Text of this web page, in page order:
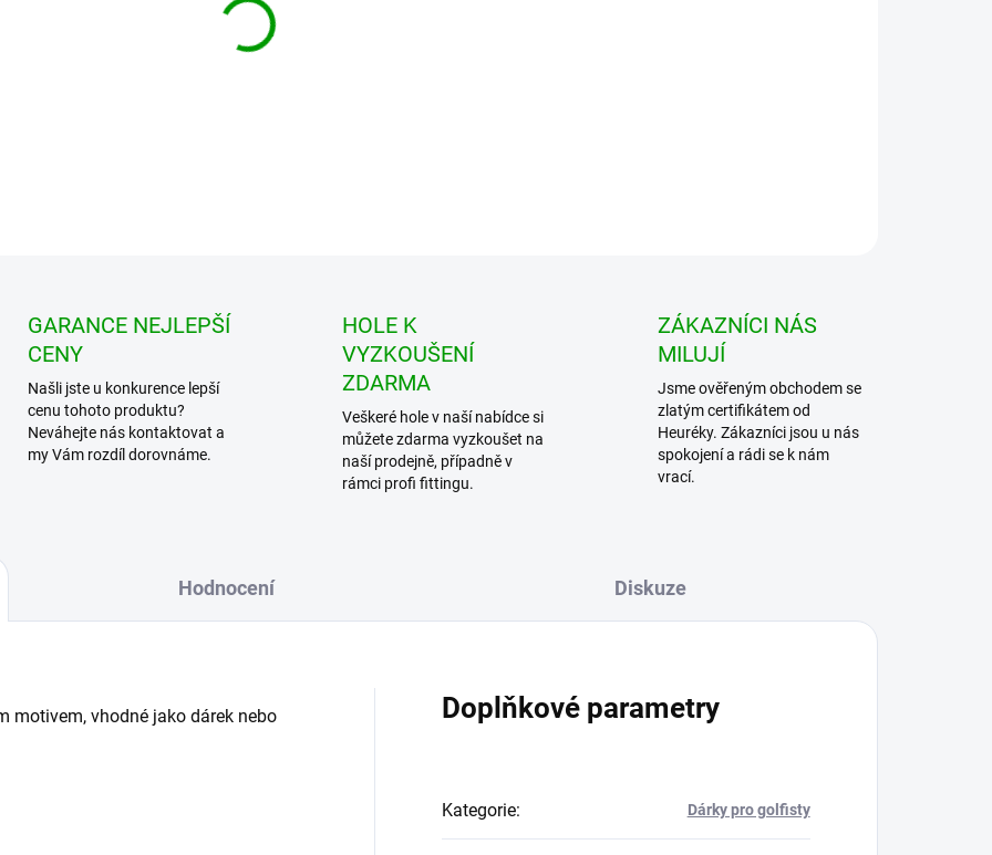
GARANCE NEJLEPŠÍ
CENY
Našli jste u konkurence lepší
cenu tohoto produktu?
Neváhejte nás kontaktovat a
my Vám rozdíl dorovnáme.
HOLE K
VYZKOUŠENÍ
ZDARMA
Veškeré hole v naší nabídce si
můžete zdarma vyzkoušet na
naší prodejně, případně v
rámci profi fittingu.
ZÁKAZNÍCI NÁS
MILUJÍ
Jsme ověřeným obchodem se
zlatým certifikátem od
Heuréky. Zákazníci jsou u nás
spokojení a rádi se k nám
vrací.
Hodnocení Diskuze
motivem, vhodné jako dárek nebo
Doplňkové parametry
Kategorie: Dárky pro golfisty